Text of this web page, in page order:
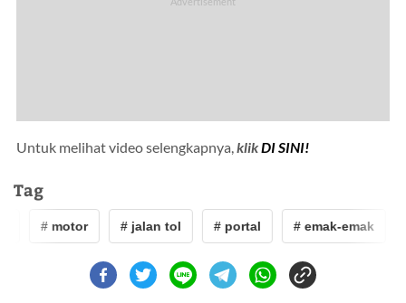
Untuk melihat video selengkapnya,klikDI SINI!
Tag
# motor # jalan tol # portal # emak-emak